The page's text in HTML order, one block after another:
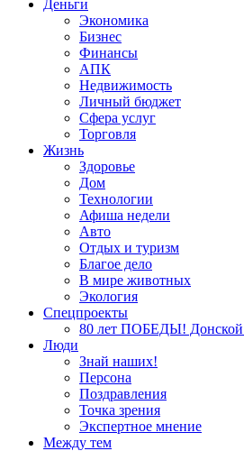
Деньги
Экономика
Бизнес
Финансы
АПК
Недвижимость
Личный бюджет
Сфера услуг
Торговля
Жизнь
Здоровье
Дом
Технологии
Афиша недели
Авто
Отдых и туризм
Благое дело
В мире животных
Экология
Спецпроекты
80 лет ПОБЕДЫ! Донской
Люди
Знай наших!
Персона
Поздравления
Точка зрения
Экспертное мнение
Между тем